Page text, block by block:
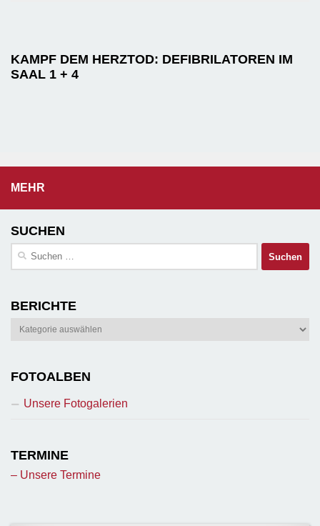
KAMPF DEM HERZTOD: DEFIBRILATOREN IM
SAAL 1 + 4
MEHR
SUCHEN
Suchen
BERICHTE
Berichte
FOTOALBEN
Unsere Fotogalerien
TERMINE
– Unsere Termine